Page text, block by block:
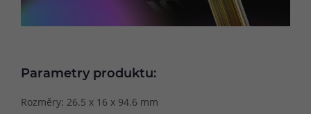
Parametry produktu:
Rozměry: 26.5 x 16 x 94.6 mm